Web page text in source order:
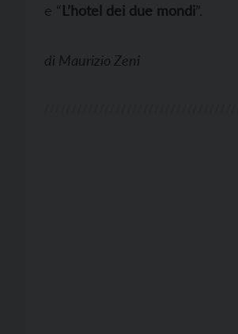
e “L’hotel dei due mondi”.
di Maurizio Zeni